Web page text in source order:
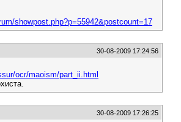
showpost.php?p=55942&postcount=17
30-08-2009 17:24:56
ocr/maoism/part_ii.html
30-08-2009 17:26:25